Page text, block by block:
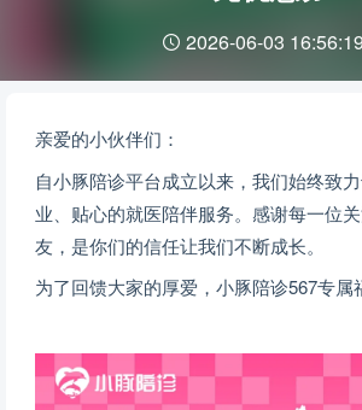
2026-06-03
亲爱的小伙伴们：
自小豚陪诊平台成立以来，我们始终致
业、贴心的就医陪伴服务。感谢每一位
友，是你们的信任让我们不断成长。
为了回馈大家的厚爱，小豚陪诊567专属